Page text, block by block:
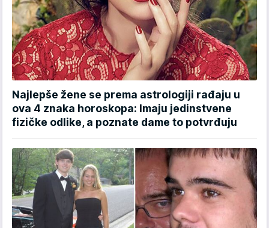
Najlepše žene se prema astrologiji rađaju u
ova 4 znaka horoskopa: Imaju jedinstvene
fizičke odlike, a poznate dame to potvrđuju